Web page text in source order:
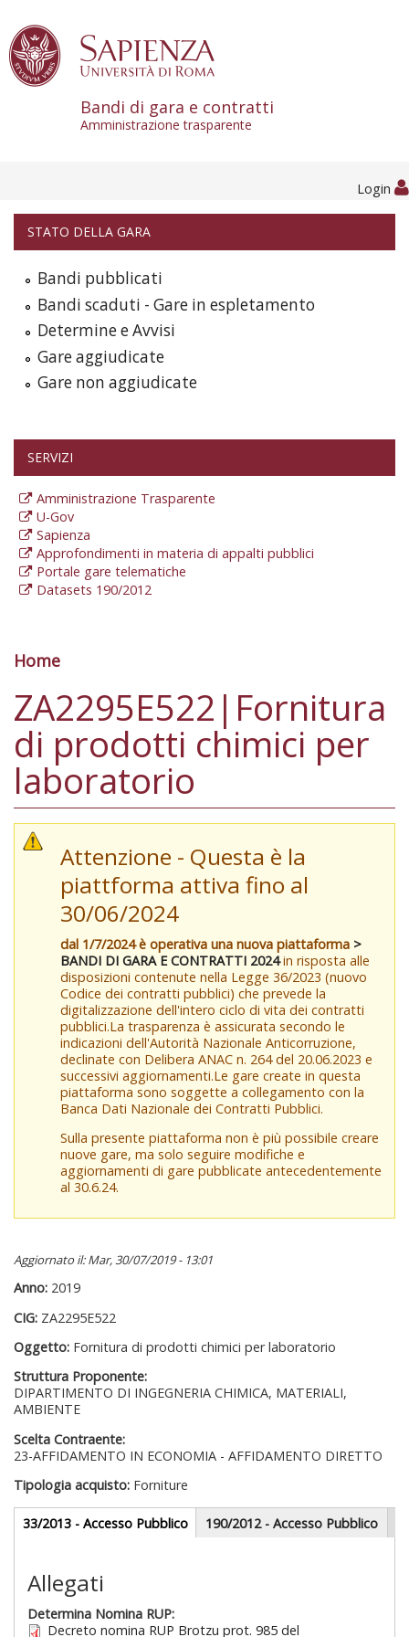
Bandi di gara e contratti
Amministrazione trasparente
Login
STATO DELLA GARA
Bandi pubblicati
Bandi scaduti - Gare in espletamento
Determine e Avvisi
Gare aggiudicate
Gare non aggiudicate
SERVIZI
Amministrazione Trasparente
U-Gov
Sapienza
Approfondimenti in materia di appalti pubblici
Portale gare telematiche
Datasets 190/2012
Tu sei qui
Home
ZA2295E522|Fornitura
di prodotti chimici per
laboratorio
Attenzione - Questa è la
piattforma attiva fino al
30/06/2024
dal 1/7/2024 è operativa una nuova piattaforma >
BANDI DI GARA E CONTRATTI 2024in risposta alle
disposizioni contenute nella Legge 36/2023 (nuovo
Codice dei contratti pubblici) che prevede la
digitalizzazione dell'intero ciclo di vita dei contratti
pubblici.La trasparenza è assicurata secondo le
indicazioni dell'Autorità Nazionale Anticorruzione,
declinate con Delibera ANAC n. 264 del 20.06.2023 e
successivi aggiornamenti.Le gare create in questa
piattaforma sono soggette a collegamento con la
Banca Dati Nazionale dei Contratti Pubblici.
Sulla presente piattaforma non è più possibile creare
nuove gare, ma solo seguire modifiche e
aggiornamenti di gare pubblicate antecedentemente
al 30.6.24.
Aggiornato il: Mar, 30/07/2019 - 13:01
Anno: 2019
CIG: ZA2295E522
Oggetto: Fornitura di prodotti chimici per laboratorio
Struttura Proponente:
DIPARTIMENTO DI INGEGNERIA CHIMICA, MATERIALI,
AMBIENTE
Scelta Contraente:
23-AFFIDAMENTO IN ECONOMIA - AFFIDAMENTO DIRETTO
Tipologia acquisto: Forniture
Gare appalti
33/2013 - Accesso Pubblico(scheda
attiva)
190/2012 - Accesso Pubblico
Sezione redazionale
Allegati
Determina Nomina RUP:
Decreto nomina RUP Brotzu prot. 985 del